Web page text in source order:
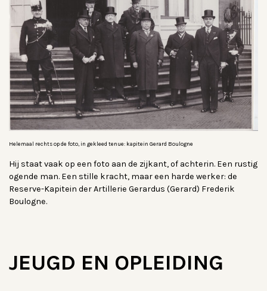
Helemaal rechts op de foto, in gekleed tenue: kapitein Gerard Boulogne
Hij staat vaak op een foto aan de zijkant, of achterin. Een rustig
ogende man. Een stille kracht, maar een harde werker: de
Reserve-Kapitein der Artillerie Gerardus (Gerard) Frederik
Boulogne.
JEUGD EN OPLEIDING